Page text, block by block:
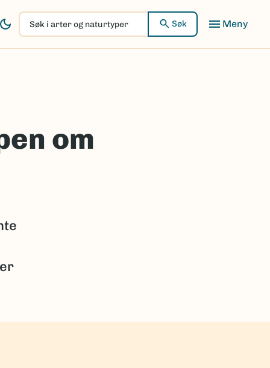
Søk
i
arter
Søk
om